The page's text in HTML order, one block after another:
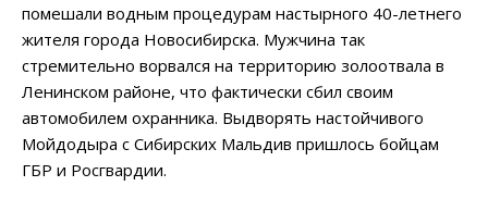
помешали водным процедурам настырного 40-летнего
жителя города Новосибирска. Мужчина так
стремительно ворвался на территорию золоотвала в
Ленинском районе, что фактически сбил своим
автомобилем охранника. Выдворять настойчивого
Мойдодыра с Сибирских Мальдив пришлось бойцам
ГБР и Росгвардии.